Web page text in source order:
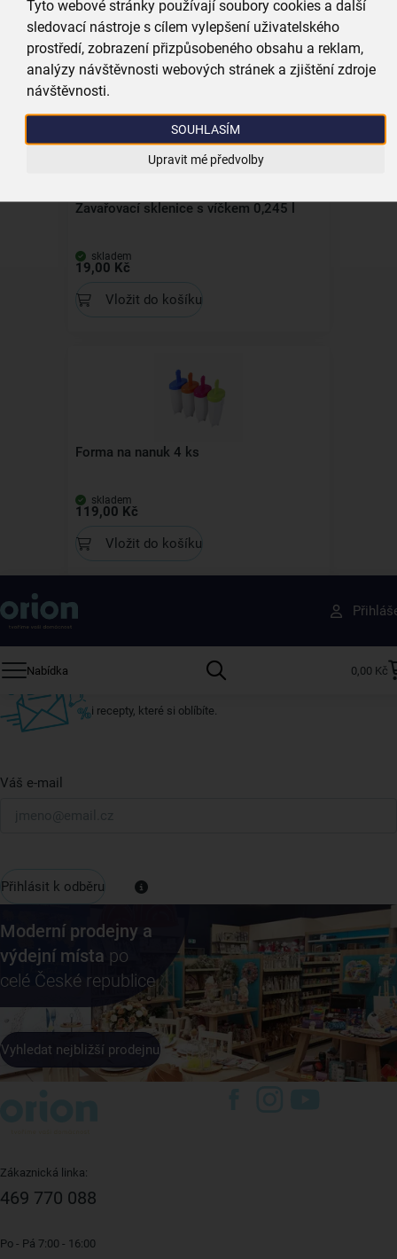
Tyto webové stránky používají soubory cookies a další
sledovací nástroje s cílem vylepšení uživatelského
prostředí, zobrazení přizpůsobeného obsahu a reklam,
analýzy návštěvnosti webových stránek a zjištění zdroje
návštěvnosti.
SOUHLASÍM
Upravit mé předvolby
skladem
39,00 Kč
Vložit do košíku
Zavařovací sklenice s víčkem 0,245 l
skladem
19,00 Kč
Vložit do košíku
Forma na nanuk 4 ks
skladem
119,00 Kč
Vložit do košíku
Nabídka 0,00 Kč
Získejte rady, recepty a tipy na slevy dřív než
ostatní
Přihlaste se k odběru našeho newsletteru.
i recepty, které si oblíbíte.
Váš e-mail
Přihlásit k odběru
Moderní prodejny a
výdejní místa po
celé České republice
Vyhledat nejbližší prodejnu
Zákaznická linka:
469 770 088
Po - Pá 7:00 - 16:00